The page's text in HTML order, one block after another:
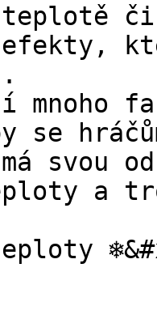
efekty,
mnoho
se
svou
a